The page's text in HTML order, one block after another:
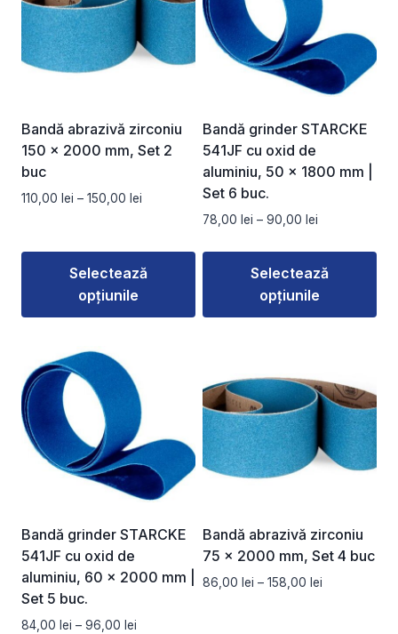
Bandă abrazivă zirconiu
150 x 2000 mm, Set 2
buc
110,00 lei – 150,00 lei
110,00 lei
până
Selectează
opțiunile
are
mai
multe
variații.
Opțiunile
alese
în
pagina
produsului.
Bandă grinder STARCKE
541JF cu oxid de
aluminiu, 50 × 1800 mm |
Set 6 buc.
78,00 lei – 90,00 lei
prețuri:
78,00 lei
până
Selectează
opțiunile
mai
multe
variații.
Opțiunile
alese
în
produsului.
Bandă grinder STARCKE
541JF cu oxid de
aluminiu, 60 × 2000 mm |
Set 5 buc.
84,00 lei – 96,00 lei
Bandă abrazivă zirconiu
75 x 2000 mm, Set 4 buc
86,00 lei – 158,00 lei